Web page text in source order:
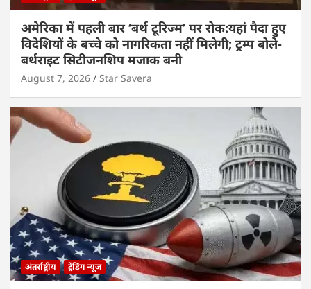
अमेरिका में पहली बार ‘बर्थ टूरिज्म’ पर रोक:यहां पैदा हुए
विदेशियों के बच्चे को नागरिकता नहीं मिलेगी; ट्रम्प बोले-
बर्थराइट सिटीजनशिप मजाक बनी
August 7, 2026 Star Savera
अंतर्राष्ट्रीय ट्रेंडिंग न्यूज